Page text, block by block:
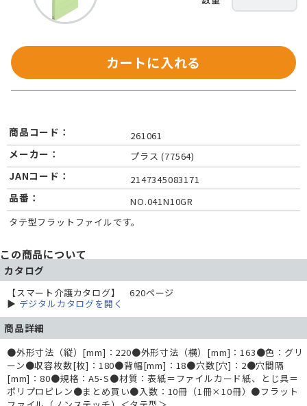
カートに入れる
商品コード： 261061
メーカー： プラス (77564)
JANコード： 2147345083171
品番：
NO.041N10GR
タテ型フラットファイルです。
この商品について
カタログ
【スマート介護カタログ】 620ページ
▶ デジタルカタログを開く
商品詳細
●外形寸法（縦）[mm]：220●外形寸法（横）[mm]：163●色：グリ
ーン●収容枚数[枚]：180●背幅[mm]：18●穴数[穴]：2●穴間隔
[mm]：80●規格：A5-S●材質：表紙＝ファイルカード紙、とじ具＝
ポリプロピレン●まとめ買い●入数：10冊（1冊×10冊）●フラット